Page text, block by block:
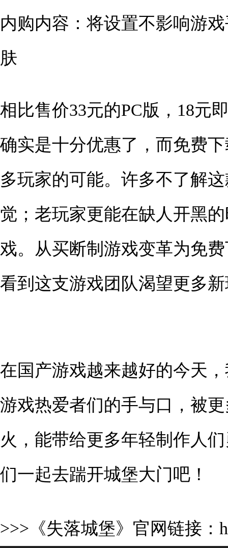
内购内容：将设置不影响游
肤
相比售价33元的PC版，18元
确实是十分优惠了，而免费
多玩家的可能。许多不了解
觉；老玩家更能在缺人开黑
戏。从买断制游戏变革为免
看到这支游戏团队渴望更多
在国产游戏越来越好的今天
游戏热爱者们的手与口，被
火，能带给更多年轻制作人
们一起去踹开城堡大门吧！
>>>《失落城堡》官网链接：